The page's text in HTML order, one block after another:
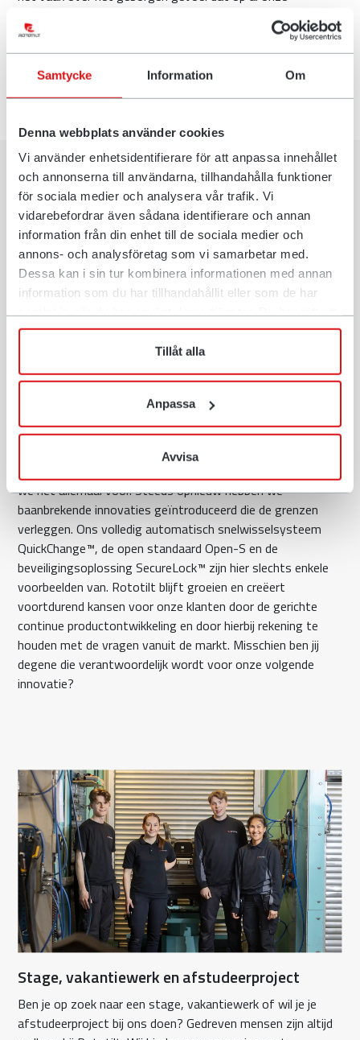
Samtycke Information Om
Denna webbplats använder cookies
Vi använder enhetsidentifierare för att anpassa innehållet
och annonserna till användarna, tillhandahålla funktioner
för sociala medier och analysera vår trafik. Vi
vidarebefordrar även sådana identifierare och annan
information från din enhet till de sociala medier och
annons- och analysföretag som vi samarbetar med.
Dessa kan i sin tur kombinera informationen med annan
information som du har tillhandahållit eller som de har
när som helst återkalla ditt lämnade samtycke.
Tillåt alla
Anpassa
Avvisa
werkplekken aanwezig lijkt te zijn. Als internationaal bedrijf
gaat dit op voor alle plekken in de wereld waar we aanwezig
zijn. Met elkaar creëren we innovaties die grenzeloze
mogelijkheden bieden voor graafmachines over de hele
wereld.
Innovaties die een hele industrie verbeteren
Toen het draaikantelstuk in het midden van de jaren 1980
op de markt kwam, bracht dit een revolutie teweeg in het
dagelijkse leven van de aannemer en machinist door de
we het allemaal voor. Steeds opnieuw hebben we
baanbrekende innovaties geïntroduceerd die de grenzen
verleggen. Ons volledig automatisch snelwisselsysteem
QuickChange™, de open standaard Open-S en de
beveiligingsoplossing SecureLock™ zijn hier slechts enkele
voorbeelden van. Rototilt blijft groeien en creëert
voortdurend kansen voor onze klanten door de gerichte
continue productontwikkeling en door hierbij rekening te
houden met de vragen vanuit de markt. Misschien ben jij
degene die verantwoordelijk wordt voor onze volgende
innovatie?
Stage, vakantiewerk en afstudeerproject
Ben je op zoek naar een stage, vakantiewerk of wil je je
afstudeerproject bij ons doen? Gedreven mensen zijn altijd